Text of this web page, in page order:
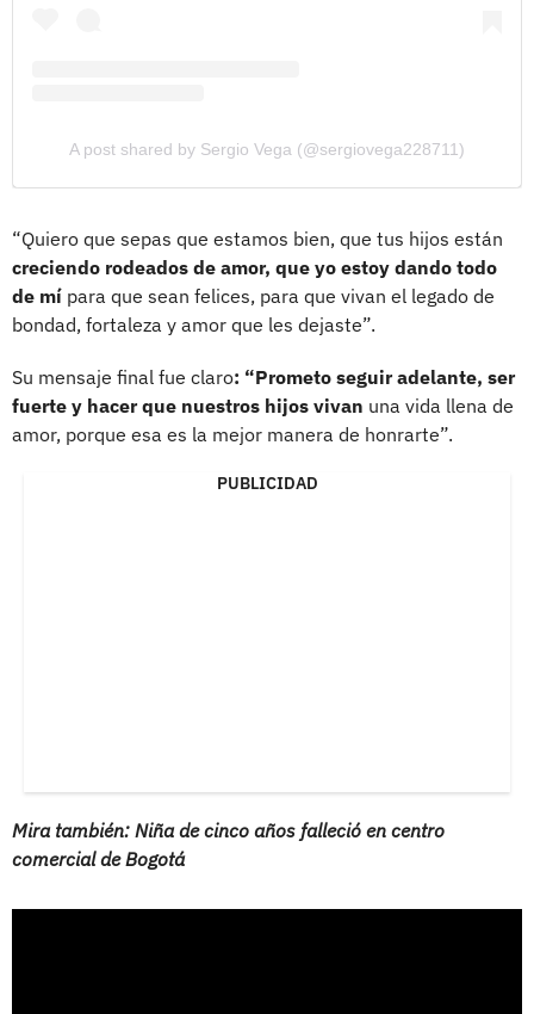
A post shared by Sergio Vega (@sergiovega228711)
“Quiero que sepas que estamos bien, que tus hijos están
creciendo rodeados de amor, que yo estoy dando todo
de mí para que sean felices, para que vivan el legado de
bondad, fortaleza y amor que les dejaste”.
Su mensaje final fue claro: “Prometo seguir adelante, ser
fuerte y hacer que nuestros hijos vivan una vida llena de
amor, porque esa es la mejor manera de honrarte”.
PUBLICIDAD
Mira también: Niña de cinco años falleció en centro
comercial de Bogotá